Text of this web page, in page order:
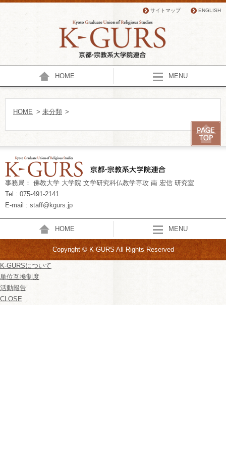
サイトマップ ENGLISH
HOME MENU
HOME > 未分類 >
事務局： 佛教大学 大学院 文学研究科仏教学専攻 南 宏信 研究室
Tel : 075-491-2141
E-mail : staff@kgurs.jp
HOME MENU
Copyright © K-GURS All Rights Reserved
K-GURSについて
単位互換制度
活動報告
CLOSE